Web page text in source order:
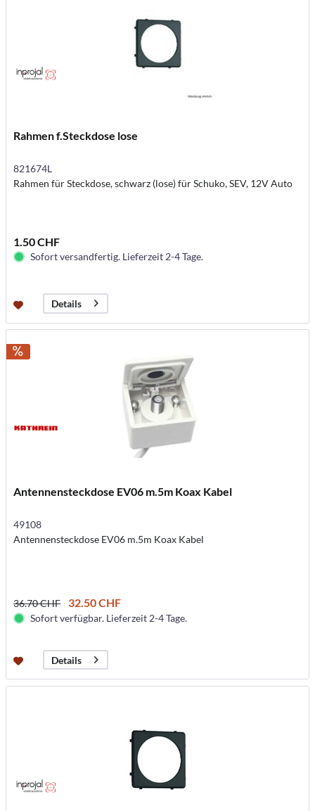
Rahmen f.Steckdose lose
821674L
Rahmen für Steckdose, schwarz (lose) für Schuko, SEV, 12V Auto
1.50 CHF
Sofort versandfertig. Lieferzeit 2-4 Tage.
Details
Antennensteckdose EV06 m.5m Koax Kabel
49108
Antennensteckdose EV06 m.5m Koax Kabel
36.70 CHF 32.50 CHF
Sofort verfügbar. Lieferzeit 2-4 Tage.
Details